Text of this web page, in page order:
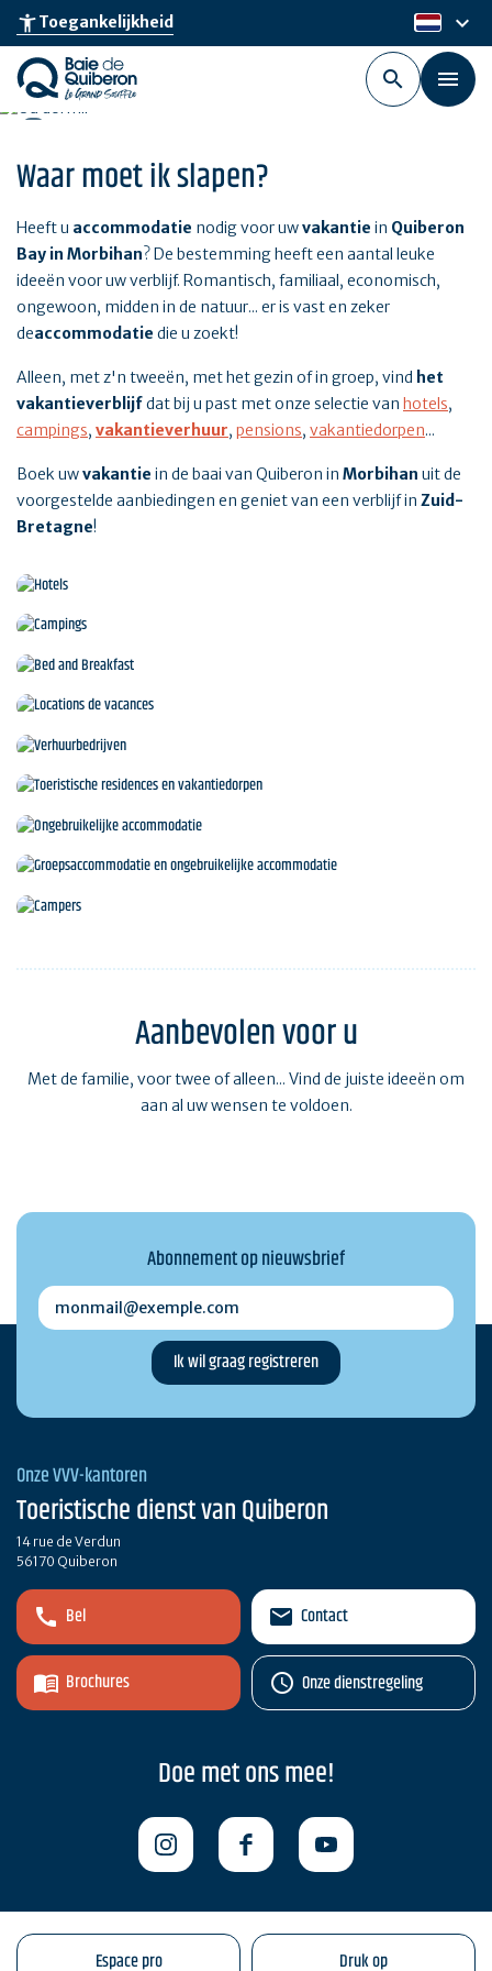
Skip
main
content
accessibility_newToegankelijkheid nl
keyboard_arrow_down
Waar moet ik slapen?
Heeft u accommodatie nodig voor uwvakantie in Quiberon
Bay in Morbihan? De bestemming heeft een aantal leuke
ideeën voor uw verblijf. Romantisch, familiaal, economisch,
ongewoon, midden in de natuur... er is vast en zeker
deaccommodatie die u zoekt!
Alleen, met z'n tweeën, met het gezin of in groep, vind het
vakantieverblijfdat bij u past met onze selectie van hotels,
campings, vakantieverhuur, pensions, vakantiedorpen...
Boek uwvakantie in de baai van Quiberon in Morbihan uit de
voorgestelde aanbiedingen en geniet van een verblijf in Zuid-
Bretagne!
Verhuurbedrijven
Toeristische residences en vakantiedorpen
Ongebruikelijke accommodatie
Aanbevolen voor u
Met de familie, voor twee of alleen... Vind de juiste ideeën om
aan al uw wensen te voldoen.
Abonnement op nieuwsbrief
monmail@exemple.com
Onze VVV-kantoren
Toeristische dienst van Quiberon
14 rue de Verdun
56170 Quiberon
Bel
Brochures
Contact
Onze dienstregeling
Doe met ons mee!
Espace pro Druk op